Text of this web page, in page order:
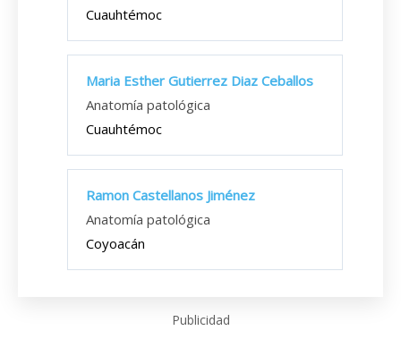
Cuauhtémoc
Maria Esther Gutierrez Diaz Ceballos
Anatomía patológica
Cuauhtémoc
Ramon Castellanos Jiménez
Anatomía patológica
Coyoacán
Publicidad